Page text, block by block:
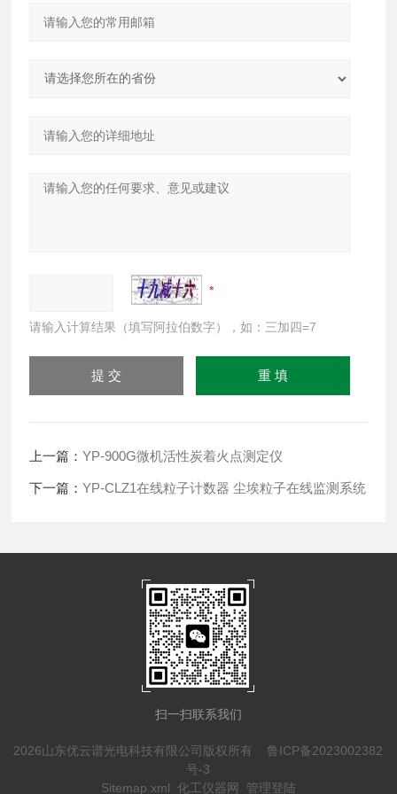
请输入计算结果（填写阿拉伯数字），如：三加四=7
上一篇：YP-900G微机活性炭着火点测定仪
下一篇：YP-CLZ1在线粒子计数器 尘埃粒子在线监测系统
扫一扫联系我们
2026山东优云谱光电科技有限公司版权所有 鲁ICP备2023002382
号-3
Sitemap.xml 化工仪器网 管理登陆